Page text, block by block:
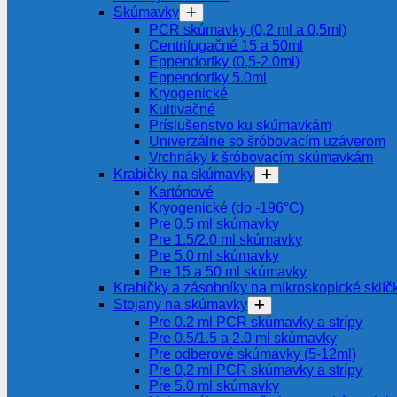
Skúmavky
PCR skúmavky (0,2 ml a 0,5ml)
Centrifugačné 15 a 50ml
Eppendorfky (0,5-2.0ml)
Eppendorfky 5.0ml
Kryogenické
Kultivačné
Príslušenstvo ku skúmavkám
Univerzálne so šróbovacím uzáverom
Vrchnáky k šróbovacím skúmavkám
Krabičky na skúmavky
Kartónové
Kryogenické (do -196°C)
Pre 0.5 ml skúmavky
Pre 1.5/2.0 ml skúmavky
Pre 5.0 ml skúmavky
Pre 15 a 50 ml skúmavky
Krabičky a zásobníky na mikroskopické
Stojany na skúmavky
Pre 0.2 ml PCR skúmavky a strípy
Pre 0.5/1.5 a 2.0 ml skúmavky
Pre odberové skúmavky (5-12ml)
Pre 0,2 ml PCR skúmavky a strípy
Pre 5.0 ml skúmavky